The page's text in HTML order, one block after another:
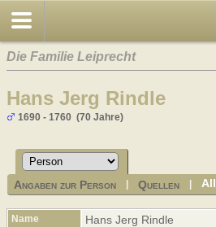
Die Familie Leiprecht
Hans Jerg Rindle
1690 - 1760 (70 Jahre)
Angaben zur Person |Quellen |
Name Hans Jerg Rindle